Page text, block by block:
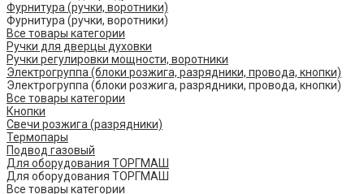
Фурнитура (ручки, воротники)
Фурнитура (ручки, воротники)
Все товары категории
Ручки для дверцы духовки
Ручки регулировки мощности, воротники
Электрогруппа (блоки розжига, разрядники, провода, кнопки)
Электрогруппа (блоки розжига, разрядники, провода, кнопки)
Все товары категории
Кнопки
Свечи розжига (разрядники)
Термопары
Подвод газовый
Для оборудования ТОРГМАШ
Для оборудования ТОРГМАШ
Все товары категории